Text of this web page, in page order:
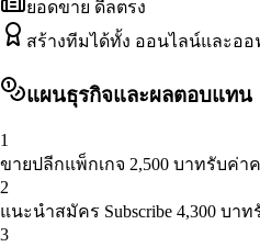
ยอดขาย ดีลตรง
สร้างทีมได้ทั้ง ออนไลน์และออ
แผนธุรกิจและผลตอบแทน
1
ขายปลีกแพ็กเกจ 2,500 บาทรับค่า
2
แนะนำสมัคร Subscribe 4,300 บาท
3